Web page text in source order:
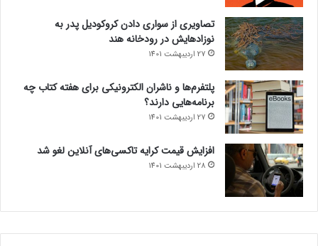
تصاویری از سواری دادن کروکودیل پدر به
نوزادهایش در رودخانه هند
27 اردیبهشت 1401
پلتفرم‌ها و ناشران الکترونیکی برای هفته کتاب چه
برنامه‌هایی دارند؟
27 اردیبهشت 1401
افزایش قیمت کرایه تاکسی‌های آنلاین لغو شد
28 اردیبهشت 1401